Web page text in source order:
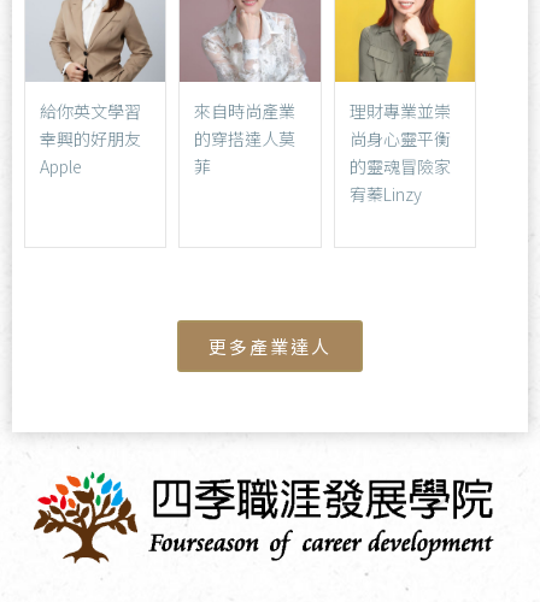
給你英文學習
幸興的好朋友
Apple
來自時尚產業
的穿搭達人莫
菲
理財專業並崇
尚身心靈平衡
的靈魂冒險家
宥蓁Linzy
更多產業達人